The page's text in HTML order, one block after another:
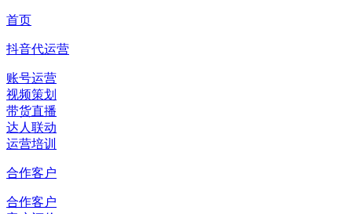
首页
抖音代运营
账号运营
视频策划
带货直播
达人联动
运营培训
合作客户
合作客户